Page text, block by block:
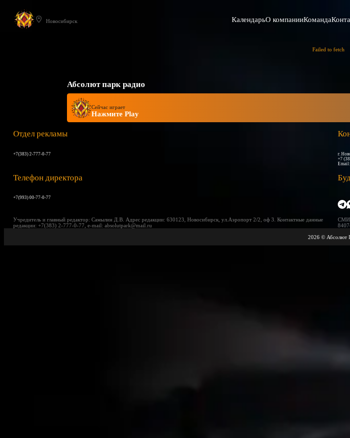
Новосибирск КалендарьО компанииКоманда
Failed to fetch
Абсолют парк радио
Сейчас играет
Нажмите Play
Отдел рекламы
+7(383) 2-777-0-77
г.
+7
Email:
Телефон директора
+7(993) 00-77-0-77
Учредитель и главный редактор: Самылин Д.В. Адрес редакции: 630123, Новосибирск, ул.Аэропорт 2/2, оф 3. Контактные данные
редакции: +7(383) 2-777-0-77, e-mail: absolutpark@mail.ru
СМИ,
2026 © Абсолют